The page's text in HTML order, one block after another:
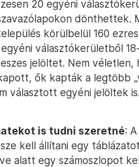
20 egyéni
dönthettek.
körülbelül 160
választókerületből
jelöltet. Nem véletlen,
ők kapták a legtöbb
választott egyéni jelöltek is.
is tudni szeretné:
kell állítani egy
alatt egy számoszlopot